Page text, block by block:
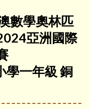
數學奧林匹
亞洲國際
學一年級 銅